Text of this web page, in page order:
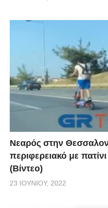
Νεαρός στην
περιφερειακό με
(Βίντεο)
23 ΙΟΥΝΊΟΥ, 2022